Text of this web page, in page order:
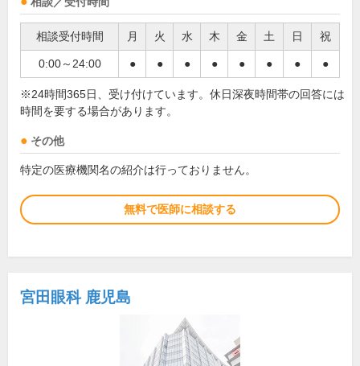
相談受付時間 月 火 水 木 金 土 日 祝
0:00～24:00 ● ● ● ● ● ● ● ●
※24時間365日、受け付けています。休日深夜時間帯の回答には
時間を要する場合があります。
その他
特定の医療機関名の紹介は行っておりません。
無料で医師に相談する
宮田眼科 鹿児島